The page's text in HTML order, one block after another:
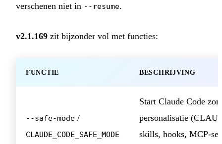
verschenen niet in --resume.
v2.1.169 zit bijzonder vol met functies:
FUNCTIE BESCHRIJVING
--safe-mode /
CLAUDE_CODE_SAFE_MODE
Start Claude Code
personalisatie
skills, hooks, MCP-